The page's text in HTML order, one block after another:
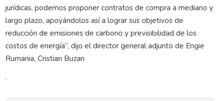
jurídicas, podemos proponer contratos de compra a mediano y
largo plazo, apoyándolos así a lograr sus objetivos de
reducción de emisiones de carbono y previsibilidad de los
costos de energía”, dijo el director general adjunto de Engie
Rumania, Cristian Buzan
.